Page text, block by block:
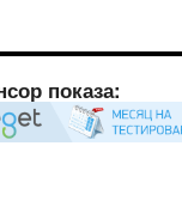
показа: